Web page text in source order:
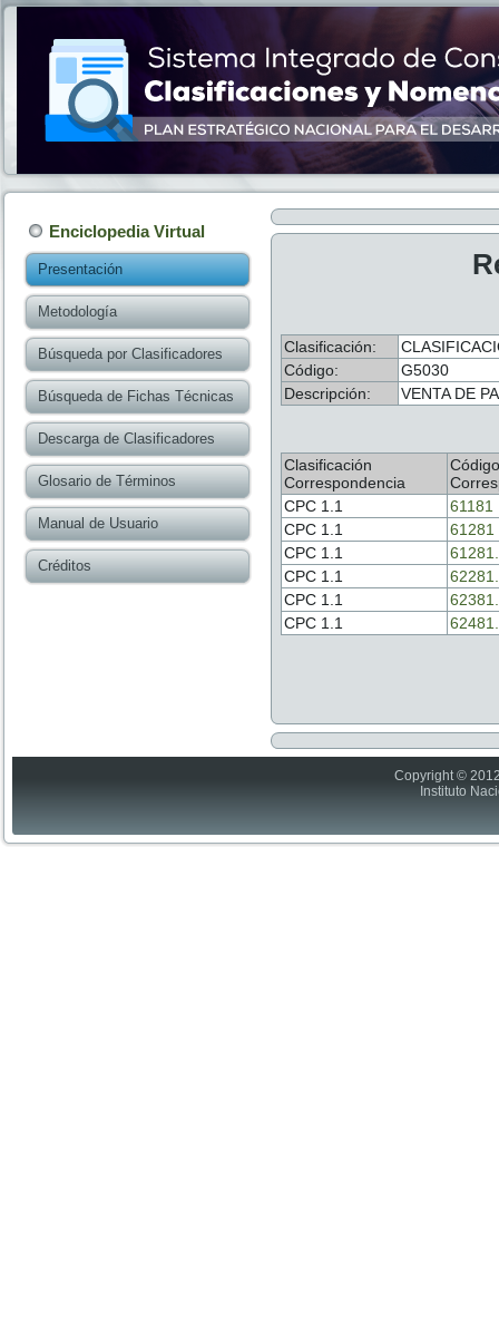
Enciclopedia Virtual
Presentación
Metodología
Búsqueda por Clasificadores
Búsqueda de Fichas Técnicas
Descarga de Clasificadores
Glosario de Términos
Manual de Usuario
Créditos
Clasificación:
Código:
G5030
Descripción:
VENTA DE
Clasificación
Correspondencia
Código
CPC 1.1
61181
CPC 1.1
61281
CPC 1.1
CPC 1.1
CPC 1.1
CPC 1.1
Copyright ©
Instituto